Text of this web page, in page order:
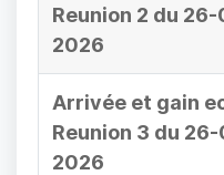
Reunion 2 du
2026
Arrivée et gain
Reunion 3 du
2026